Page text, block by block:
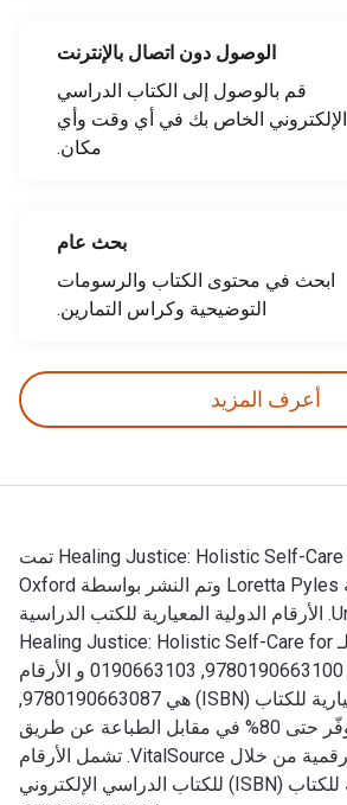
الوصول دون اتصال بالإنترنت
قم بالوصول إلى الكتاب الدراسي
الإلكتروني الخاص بك في أي وقت وأي
مكان.
بحث عام
ابحث في محتوى الكتاب والرسومات
التوضيحية وكراس التمارين.
أعرف المزيد
Healing Justice: Holistic Self-Care for Change Makers تمت
الكتابة بواسطة Loretta Pyles وتم النشر بواسطة Oxford
University Press. الأرقام الدولية المعيارية للكتب الدراسية
الإلكترونية والرقمية لـ Healing Justice: Holistic Self-Care for
Change Makers هي 9780190663100, 0190663103 و الأرقام
الدولية المعيارية للكتاب (ISBN) هي 9780190663087,
0190663081. وفّر حتى 80% في مقابل الطباعة عن طريق
الانتقال إلى الحياة الرقمية من خلال VitalSource. تشمل الأرقام
الدولية المعيارية للكتاب (ISBN) للكتاب الدراسي الإلكتروني